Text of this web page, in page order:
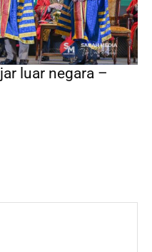
luar negara –